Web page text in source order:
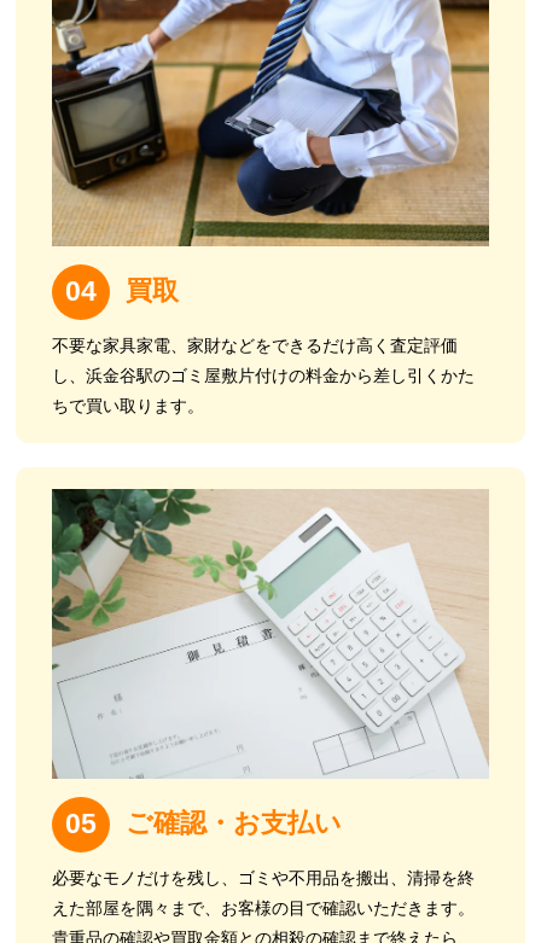
04 買取
不要な家具家電、家財などをできるだけ高く査定評価
し、浜金谷駅のゴミ屋敷片付けの料金から差し引くかた
ちで買い取ります。
05 ご確認・お支払い
必要なモノだけを残し、ゴミや不用品を搬出、清掃を終
えた部屋を隅々まで、お客様の目で確認いただきます。
貴重品の確認や買取金額との相殺の確認まで終えたら、